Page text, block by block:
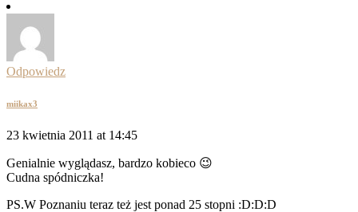
Odpowiedz
miikax3
23 kwietnia 2011 at 14:45
Genialnie wyglądasz, bardzo kobieco 😉
Cudna spódniczka!
PS.W Poznaniu teraz też jest ponad 25 stopni :D:D:D